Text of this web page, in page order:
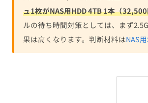
ュ1枚がNAS用HDD 4TB 1本（
ルの待ち時間対策としては、まず
果は高くなります。判断材料はNAS